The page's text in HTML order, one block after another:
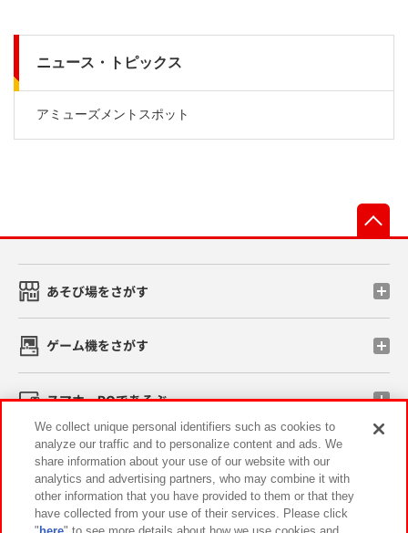
ニュース・トピックス
アミューズメントスポット
あそび場をさがす
ゲーム機をさがす
スマホ・PCであそぶ
イベント・キャンペーン
We collect unique personal identifiers such as cookies to
analyze our traffic and to personalize content and ads. We
share information about your use of our website with our
analytics and advertising partners, who may combine it with
other information that you have provided to them or that they
have collected from your use of their services. Please click